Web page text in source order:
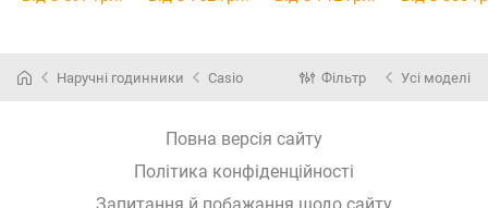
Наручні годинники Casio Фільтр Усі моделі
Повна версія сайту
Політика конфіденційності